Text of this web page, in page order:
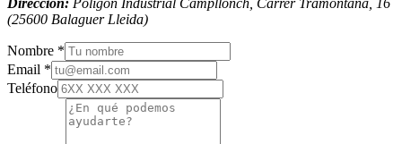
Dirección: Poligon Industrial Campllonch, Carrer Tramontana, 16
(25600 Balaguer Lleida)
Nombre *
Email *
Teléfono